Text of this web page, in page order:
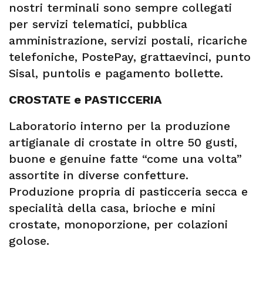
nostri terminali sono sempre collegati
per servizi telematici, pubblica
amministrazione, servizi postali, ricariche
telefoniche, PostePay, grattaevinci, punto
Sisal, puntolis e pagamento bollette.
CROSTATE e PASTICCERIA
Laboratorio interno per la produzione
artigianale di crostate in oltre 50 gusti,
buone e genuine fatte “come una volta”
assortite in diverse confetture.
Produzione propria di pasticceria secca e
specialità della casa, brioche e mini
crostate, monoporzione, per colazioni
golose.